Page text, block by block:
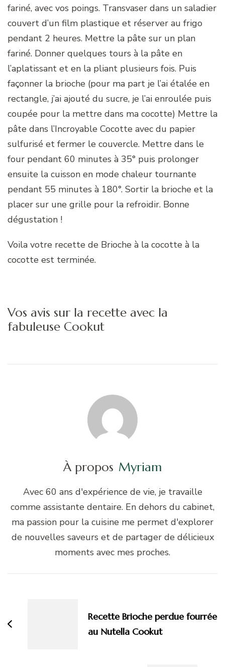
fariné, avec vos poings. Transvaser dans un saladier
couvert d’un film plastique et réserver au frigo
pendant 2 heures. Mettre la pâte sur un plan
fariné. Donner quelques tours à la pâte en
l’aplatissant et en la pliant plusieurs fois. Puis
façonner la brioche (pour ma part je l’ai étalée en
rectangle, j’ai ajouté du sucre, je l’ai enroulée puis
coupée pour la mettre dans ma cocotte) Mettre la
pâte dans l’Incroyable Cocotte avec du papier
sulfurisé et fermer le couvercle. Mettre dans le
four pendant 60 minutes à 35° puis prolonger
ensuite la cuisson en mode chaleur tournante
pendant 55 minutes à 180°. Sortir la brioche et la
placer sur une grille pour la refroidir. Bonne
dégustation !
Voila votre recette de Brioche à la cocotte à la
cocotte est terminée.
Vos avis sur la recette avec la
fabuleuse Cookut
À propos Myriam
Avec 60 ans d'expérience de vie, je travaille
comme assistante dentaire. En dehors du cabinet,
ma passion pour la cuisine me permet d'explorer
de nouvelles saveurs et de partager de délicieux
moments avec mes proches.
Recette Brioche perdue fourrée
au Nutella Cookut